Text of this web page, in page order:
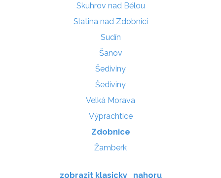
Skuhrov nad Bělou
Slatina nad Zdobnicí
Sudín
Šanov
Šediviny
Šediviny
Velká Morava
Výprachtice
Zdobnice
Žamberk
zobrazit klasicky nahoru